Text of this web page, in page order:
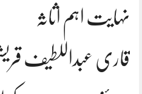
نہایت اہم اثاثہ
قاری عبداللطیف